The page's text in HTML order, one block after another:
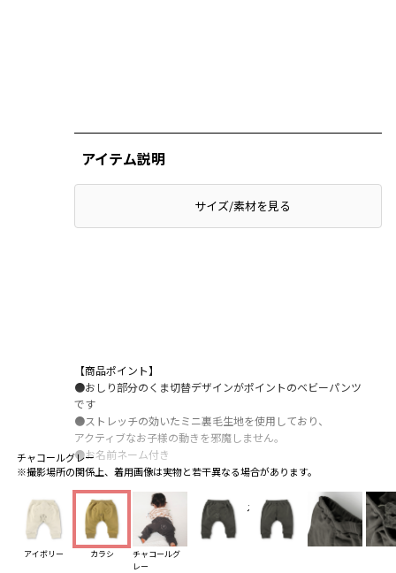
チャコールグレー
※撮影場所の関係上、着用画像は実物と若干異なる場合があります。
アイボリー カラシ
チャコールグ
レー
アイテム説明
サイズ/素材を見る
【商品ポイント】
●おしり部分のくま切替デザインがポイントのベビーパンツ
です
●ストレッチの効いたミニ裏毛生地を使用しており、
アクティブなお子様の動きを邪魔しません。
●お名前ネーム付き
-----
透け感：なし
伸縮性：あり
裏地：なし
ポケット：なし
もっと見る